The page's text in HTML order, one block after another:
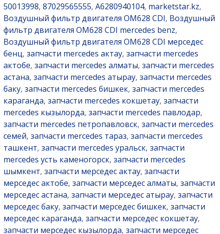
50013998, 87029565555, A6280940104, marketstar.kz,
Воздушный фильтр двигателя OM628 CDI, Воздушный
фильтр двигателя OM628 CDI mercedes benz,
Воздушный фильтр двигателя OM628 CDI мерседес
бенц, запчасти mercedes актау, запчасти mercedes
актобе, запчасти mercedes алматы, запчасти mercedes
астана, запчасти mercedes атырау, запчасти mercedes
баку, запчасти mercedes бишкек, запчасти mercedes
караганда, запчасти mercedes кокшетау, запчасти
mercedes кызылорда, запчасти mercedes павлодар,
запчасти mercedes петропавловск, запчасти mercedes
семей, запчасти mercedes тараз, запчасти mercedes
ташкент, запчасти mercedes уральск, запчасти
mercedes усть каменогорск, запчасти mercedes
шымкент, запчасти мерседес актау, запчасти
мерседес актобе, запчасти мерседес алматы, запчасти
мерседес астана, запчасти мерседес атырау, запчасти
мерседес баку, запчасти мерседес бишкек, запчасти
мерседес караганда, запчасти мерседес кокшетау,
запчасти мерседес кызылорда, запчасти мерседес